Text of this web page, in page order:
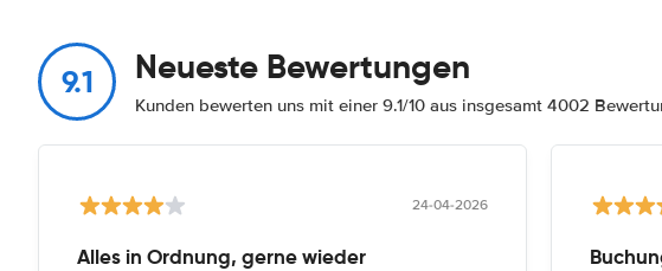
9.1 Neueste Bewertungen
Kunden bewerten uns mit einer 9.1/10 aus insgesamt 4002
24-04-2026
Alles in Ordnung, gerne wieder